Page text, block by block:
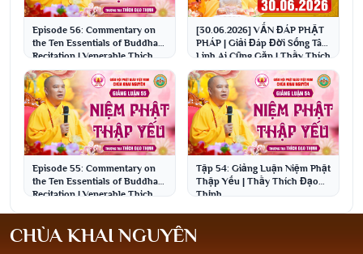
Episode 56: Commentary on
the Ten Essentials of Buddha
Recitation | Venerable Thich
Dao Thinh
[30.06.2026] VẤN ĐÁP PHẬT
PHÁP | Giải Đáp Đời Sống Tâm
Linh Ai Cũng Gặp | Thầy Thích
Đạo Thịnh
Episode 55: Commentary on
the Ten Essentials of Buddha
Recitation | Venerable Thich
Tập 54: Giảng Luận Niệm Phật
Thập Yếu | Thầy Thích Đạo
Thịnh
CHÙA KHAI NGUYÊN